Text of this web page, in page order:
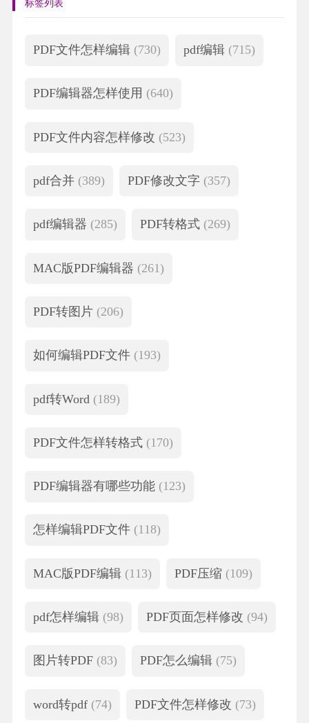
标签列表
PDF文件怎样编辑 (730) pdf编辑 (715)
PDF编辑器怎样使用 (640)
PDF文件内容怎样修改 (523)
pdf合并 (389) PDF修改文字 (357)
pdf编辑器 (285) PDF转格式 (269)
MAC版PDF编辑器 (261)
PDF转图片 (206)
如何编辑PDF文件 (193)
pdf转Word (189)
PDF文件怎样转格式 (170)
PDF编辑器有哪些功能 (123)
怎样编辑PDF文件 (118)
MAC版PDF编辑 (113) PDF压缩 (109)
pdf怎样编辑 (98) PDF页面怎样修改 (94)
图片转PDF (83) PDF怎么编辑 (75)
word转pdf (74) PDF文件怎样修改 (73)